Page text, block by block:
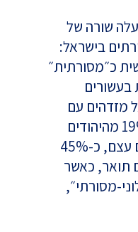
שורה של
בישראל:
כ״מסורתית״
מזדהים עם
המסורתיות כזהות משנית. אם 19% מהיהודים
בישראל מזדהים כ מסורתים כשם עצם, כ-45%
תואר, כאשר
מסורתי״,